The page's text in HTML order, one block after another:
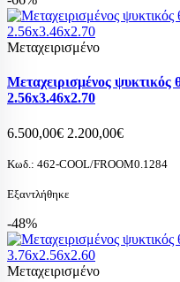
Μεταχειρισμένο
Μεταχειρισμένος ψυκτικός
2.56x3.46x2.70
6.500,00€ 2.200,00€
Κωδ.: 462-COOL/FROOM0.1284
Εξαντλήθηκε
-48%
Μεταχειρισμένο